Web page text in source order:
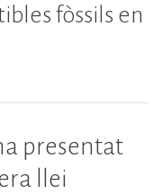
fòssils en
presentat
llei